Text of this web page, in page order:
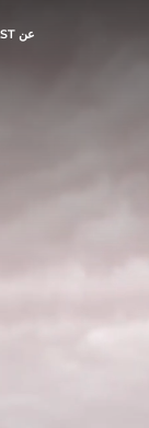
عن SOUEAST